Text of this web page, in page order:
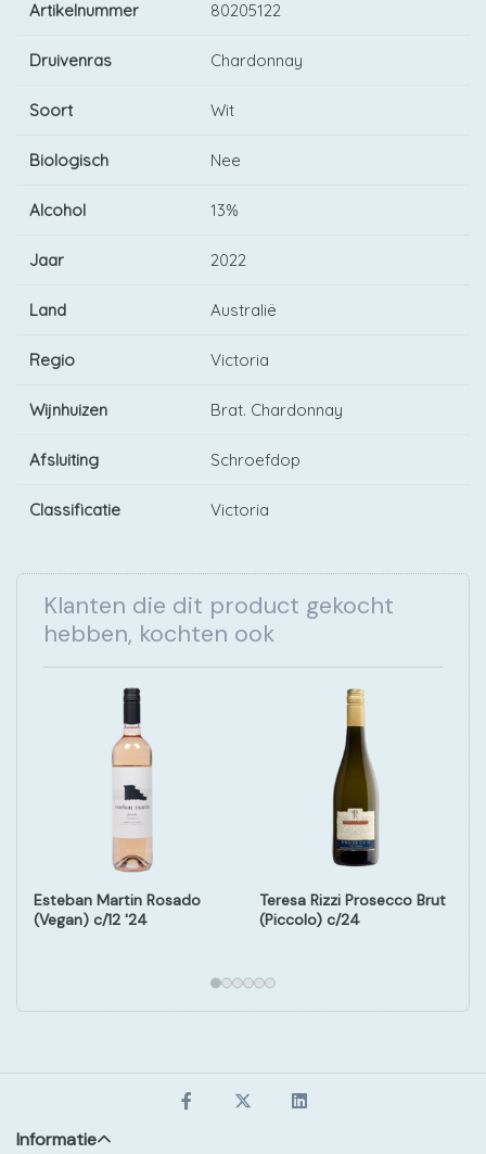
Artikelnummer 80205122
Druivenras Chardonnay
Soort Wit
Biologisch Nee
Alcohol 13%
Jaar 2022
Land Australië
Regio Victoria
Wijnhuizen Brat. Chardonnay
Afsluiting Schroefdop
Classificatie Victoria
Klanten die dit product gekocht
hebben, kochten ook
Esteban Martin Rosado
(Vegan) c/12 '24
Teresa Rizzi Prosecco Brut
(Piccolo) c/24
Informatie